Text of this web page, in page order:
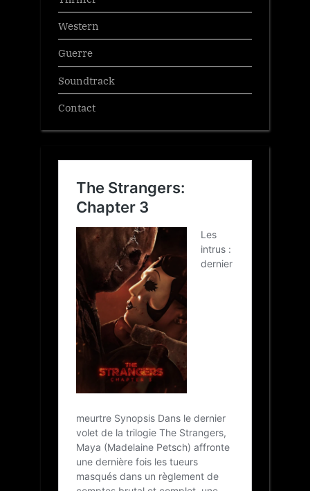
Western
Guerre
Soundtrack
Contact